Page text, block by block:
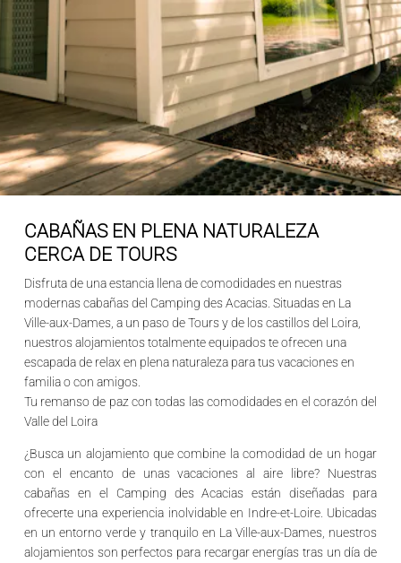
CABAÑAS EN PLENA NATURALEZA
CERCA DE TOURS
Disfruta de una estancia llena de comodidades en nuestras
modernas cabañas del Camping des Acacias. Situadas en La
Ville-aux-Dames, a un paso de Tours y de los castillos del Loira,
nuestros alojamientos totalmente equipados te ofrecen una
escapada de relax en plena naturaleza para tus vacaciones en
familia o con amigos.
Tu remanso de paz con todas las comodidades en el corazón del
Valle del Loira
¿Busca un alojamiento que combine la comodidad de un hogar
con el encanto de unas vacaciones al aire libre? Nuestras
cabañas en el Camping des Acacias están diseñadas para
ofrecerte una experiencia inolvidable en Indre-et-Loire. Ubicadas
en un entorno verde y tranquilo en La Ville-aux-Dames , nuestros
alojamientos son perfectos para recargar energías tras un día de